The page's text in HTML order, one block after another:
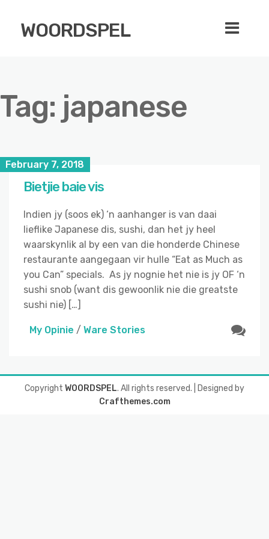
WOORDSPEL
Tag: japanese
February 7, 2018
Bietjie baie vis
Indien jy (soos ek) ‘n aanhanger is van daai
lieflike Japanese dis, sushi, dan het jy heel
waarskynlik al by een van die honderde Chinese
restaurante aangegaan vir hulle “Eat as Much as
you Can” specials. As jy nognie het nie is jy OF ‘n
sushi snob (want dis gewoonlik nie die greatste
sushi nie) […]
My Opinie / Ware Stories
Copyright WOORDSPEL. All rights reserved.
| Designed by
Crafthemes.com